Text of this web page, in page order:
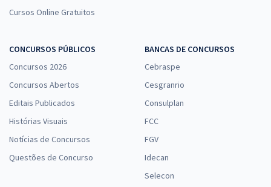
Cursos Online Gratuitos
CONCURSOS PÚBLICOS
Concursos 2026
Concursos Abertos
Editais Publicados
Histórias Visuais
Notícias de Concursos
Questões de Concurso
BANCAS DE CONCURSOS
Cebraspe
Cesgranrio
Consulplan
FCC
FGV
Idecan
Selecon